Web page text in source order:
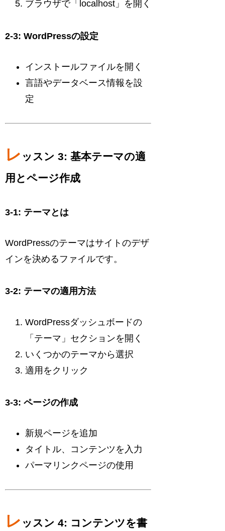
ブラウザで「localhost」を開く
2-3: WordPressの設定
インストールファイルを開く
言語やデータベース情報を設
定
レ ッスン 3: 基本テーマの適
用とページ作成
3-1: テーマとは
WordPressのテーマはサイトのデザ
インを決めるファイルです。
3-2: テーマの適用方法
WordPressダッシュボードの
「テーマ」セクションを開く
いくつかのテーマから選択
適用をクリック
3-3: ページの作成
新規ページを追加
タイトル、コンテンツを入力
パーマリンクページの使用
レ ッスン 4: コンテンツを書